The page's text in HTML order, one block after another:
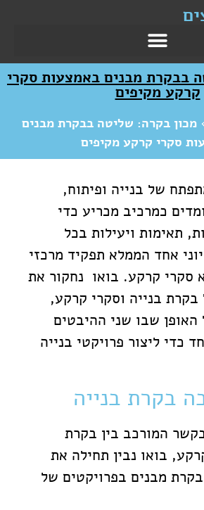
בבקרת מבנים באמצעות סקרי
קרקע מקיפים
מכון בקרה: שליטה בבקרת מבנים
סקרי קרקע מקיפים
של בנייה ופיתוח,
כמרכיב מכריע כדי
תאימות ויעילות בכל
אחד הממלא תפקיד מרכזי
סקרי קרקע. בואו נחקור את
בנייה וסקרי קרקע,
האופן שבו שני ההיבטים
כדי ליצור פרויקטי בנייה
בקרת בנייה
המורכב בין בקרת
בואו נבין תחילה את
מבנים בפרויקטים של